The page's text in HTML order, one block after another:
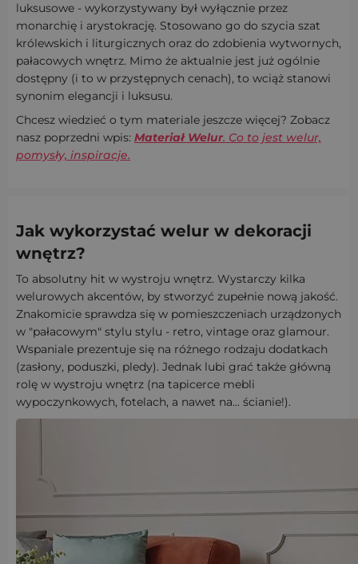
luksusowe - wykorzystywany był wyłącznie przez
monarchię i arystokrację. Stosowano go do szycia szat
królewskich i liturgicznych oraz do zdobienia wytwornych,
pałacowych wnętrz. Mimo że aktualnie jest już ogólnie
dostępny (i to w przystępnych cenach), to wciąż stanowi
synonim elegancji i luksusu.
Chcesz wiedzieć o tym materiale jeszcze więcej? Zobacz
nasz poprzedni wpis: Materiał Welur. Co to jest welur,
pomysły, inspiracje.
Jak wykorzystać welur w dekoracji
wnętrz?
To absolutny hit w wystroju wnętrz. Wystarczy kilka
welurowych akcentów, by stworzyć zupełnie nową jakość.
Znakomicie sprawdza się w pomieszczeniach urządzonych
w "pałacowym" stylu stylu - retro, vintage oraz glamour.
Wspaniale prezentuje się na różnego rodzaju dodatkach
(zasłony, poduszki, pledy). Jednak lubi grać także główną
rolę w wystroju wnętrz (na tapicerce mebli
wypoczynkowych, fotelach, a nawet na... ścianie!).